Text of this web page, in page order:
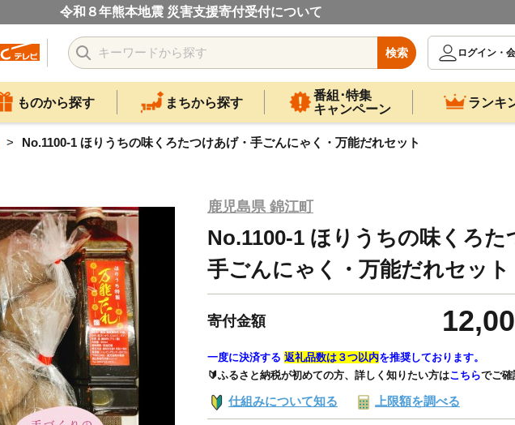
令和８年熊本地震 災害支援寄付受付について
検索
ログイン・
ものから探す まちから探す
番組･特集
キャンペーン
ランキ
No.1100-1 ほりうちの味くろたつけあげ・手ごんにゃく・万能だれセット
鹿児島県 錦江町
No.1100-1 ほりうちの味くろた
手ごんにゃく・万能だれセット
寄付金額
一度に決済する 返礼品数は３つ以内を推奨しております。
🔰ふるさと納税が初めての方、詳しく知りたい方はこちらでご確
仕組みについて知る 上限額を調べる